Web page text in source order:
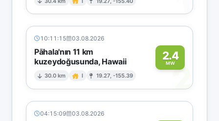
10:11:15 03.08.2026
Pāhala'nın 11 km
kuzeydoğusunda, Hawaii
30.0 km I 19.27, -155.39
2.4
MW2
04:15:09 03.08.2026